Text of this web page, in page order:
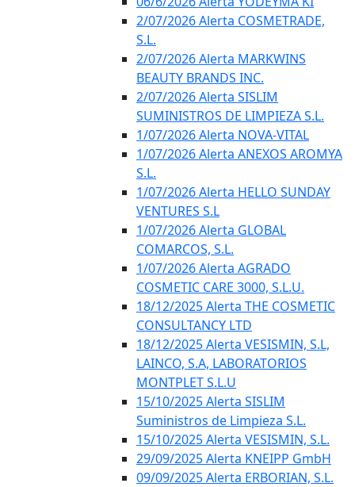
2/07/2026 Alerta COSMETRADE,
S.L.
2/07/2026 Alerta MARKWINS
BEAUTY BRANDS INC.
2/07/2026 Alerta SISLIM
SUMINISTROS DE LIMPIEZA S.L.
1/07/2026 Alerta NOVA-VITAL
1/07/2026 Alerta ANEXOS AROMYA
S.L.
1/07/2026 Alerta HELLO SUNDAY
VENTURES S.L
1/07/2026 Alerta GLOBAL
COMARCOS, S.L.
1/07/2026 Alerta AGRADO
COSMETIC CARE 3000, S.L.U.
18/12/2025 Alerta THE COSMETIC
CONSULTANCY LTD
18/12/2025 Alerta VESISMIN, S.L,
LAINCO, S.A, LABORATORIOS
MONTPLET S.L.U
15/10/2025 Alerta SISLIM
Suministros de Limpieza S.L.
15/10/2025 Alerta VESISMIN, S.L.
29/09/2025 Alerta KNEIPP GmbH
09/09/2025 Alerta ERBORIAN, S.L.